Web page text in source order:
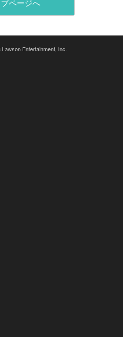
プページへ
Entertainment, Inc.